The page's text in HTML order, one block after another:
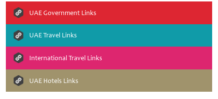
UAE Government Links
UAE Travel Links
International Travel Links
UAE Hotels Links